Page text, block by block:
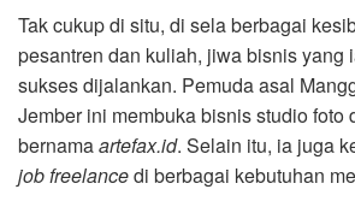
Tak cukup di situ, di sela berbagai
pesantren dan kuliah, jiwa bisnis yang
sukses dijalankan. Pemuda asal
Jember ini membuka bisnis studio foto
bernamaartefax.id. Selain itu, ia juga
job freelancedi berbagai kebutuhan